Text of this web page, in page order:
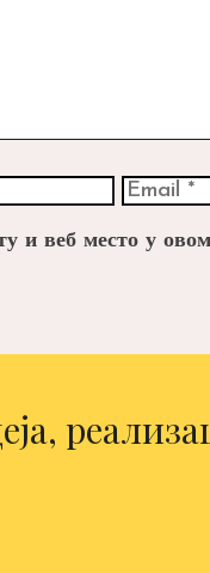
Email
и веб место у